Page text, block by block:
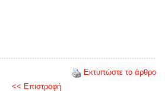
Εκτυπώστε το άρθρο
<< Επιστροφή